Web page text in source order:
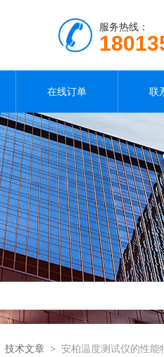
服务热线：
在线订单 联
技术文章 > 安柏温度测试仪的性能